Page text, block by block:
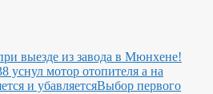
выезде из завода в Мюнхене!
уснул мотор отопителя а на
и убавляетсяВыбор первого